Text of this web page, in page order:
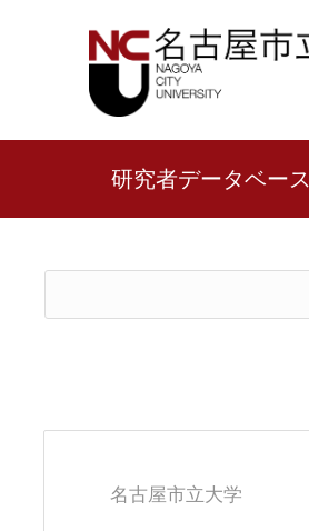
研究者データベース
名古屋市立大学